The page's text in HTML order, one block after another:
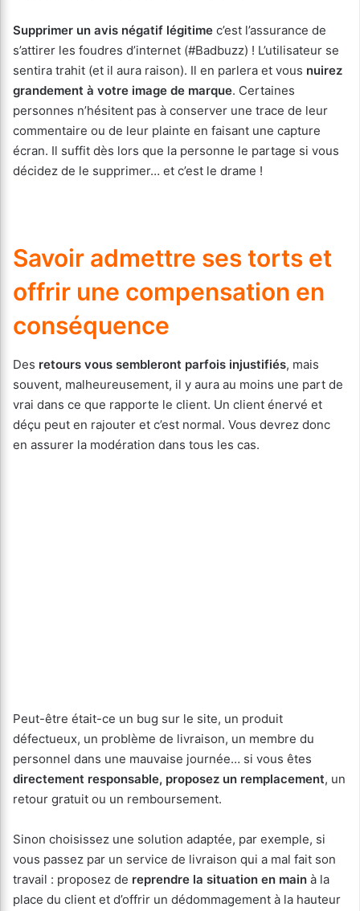
Supprimer un avis négatif légitime c’est l’assurance de
s’attirer les foudres d’internet (#Badbuzz) ! L’utilisateur se
sentira trahit (et il aura raison). Il en parlera et vous nuirez
grandement à votre image de marque. Certaines
personnes n’hésitent pas à conserver une trace de leur
commentaire ou de leur plainte en faisant une capture
écran. Il suffit dès lors que la personne le partage si vous
décidez de le supprimer… et c’est le drame !
Savoir admettre ses torts et
offrir une compensation en
conséquence
Des retours vous sembleront parfois injustifiés, mais
souvent, malheureusement, il y aura au moins une part de
vrai dans ce que rapporte le client. Un client énervé et
déçu peut en rajouter et c’est normal. Vous devrez donc
en assurer la modération dans tous les cas.
Peut-être était-ce un bug sur le site, un produit
défectueux, un problème de livraison, un membre du
personnel dans une mauvaise journée… si vous êtes
directement responsable, proposez un remplacement, un
retour gratuit ou un remboursement.
Sinon choisissez une solution adaptée, par exemple, si
vous passez par un service de livraison qui a mal fait son
travail : proposez de reprendre la situation en main à la
place du client et d’offrir un dédommagement à la hauteur